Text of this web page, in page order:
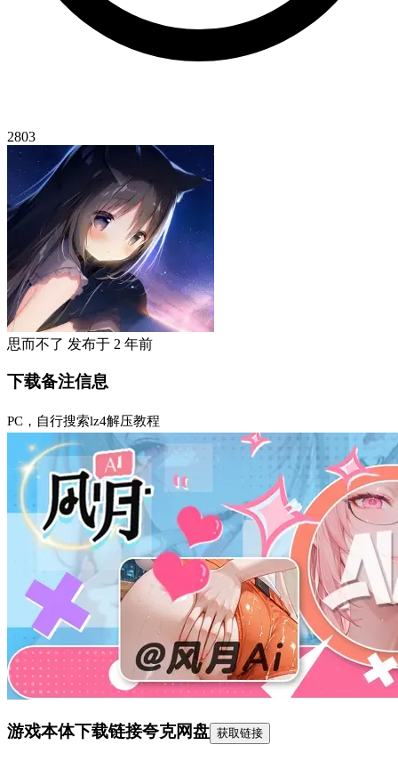
2803
思而不了 发布于 2 年前
下载备注信息
PC，自行搜索lz4解压教程
游戏本体下载链接夸克网盘 获取链接